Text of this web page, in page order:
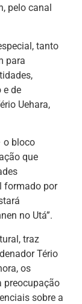
pelo canal
tanto
para
e de
Uehara,
o bloco
que
formado por
no Utá”.
traz
Tério
os
preocupação
sobre a